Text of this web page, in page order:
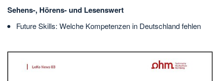
Sehens-, Hörens- und Lesenswert
Future Skills: Welche Kompetenzen in Deutschland fehlen